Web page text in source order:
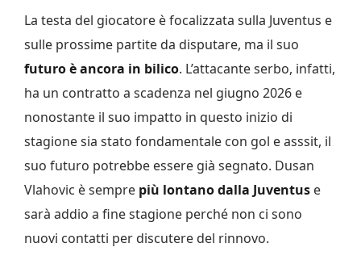
La testa del giocatore è focalizzata sulla Juventus e
sulle prossime partite da disputare, ma il suo
futuro è ancora in bilico. L’attacante serbo, infatti,
ha un contratto a scadenza nel giugno 2026 e
nonostante il suo impatto in questo inizio di
stagione sia stato fondamentale con gol e asssit, il
suo futuro potrebbe essere già segnato. Dusan
Vlahovic è sempre più lontano dalla Juventus e
sarà addio a fine stagione perché non ci sono
nuovi contatti per discutere del rinnovo.